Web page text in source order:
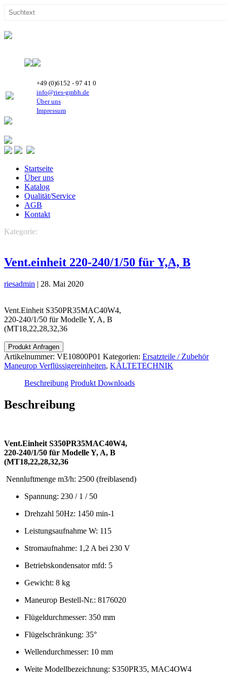
+49 (0)6152 - 97 41 0
info@ries-gmbh.de
Über uns
Impressum
Startseite
Über uns
Katalog
Qualität/Service
AGB
Kontakt
Kategorie:
Vent.einheit 220-240/1/50 für Y,A, B
riesadmin | 28. Mai 2020
Vent.Einheit S350PR35MAC40W4,
220-240/1/50 für Modelle Y, A, B
(MT18,22,28,32,36
Produkt Anfragen
Artikelnummer: VE10800P01 Kategorien: Ersatzteile / Zubehör
Maneurop Verflüssigereinheiten, KÄLTETECHNIK
Beschreibung Produkt Downloads
Beschreibung
Vent.Einheit S350PR35MAC40W4,
220-240/1/50 für Modelle Y, A, B
(MT18,22,28,32,36
Nennluftmenge m3/h: 2500 (freiblasend)
Spannung: 230 / 1 / 50
Drehzahl 50Hz: 1450 min-1
Leistungsaufnahme W: 115
Stromaufnahme: 1,2 A bei 230 V
Betriebskondensator mfd: 5
Gewicht: 8 kg
Maneurop Bestell-Nr.: 8176020
Flügeldurchmesser: 350 mm
Flügelschränkung: 35°
Wellendurchmesser: 10 mm
Weite Modellbezeichnung: S350PR35, MAC4OW4